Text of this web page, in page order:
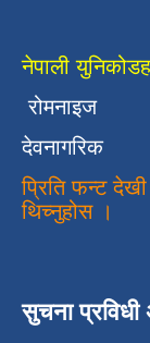
नेपाली
रोमनाइज
देवनागरिक
प्रिति फन्ट देखी
थिच्नुहोस ।
सुचना